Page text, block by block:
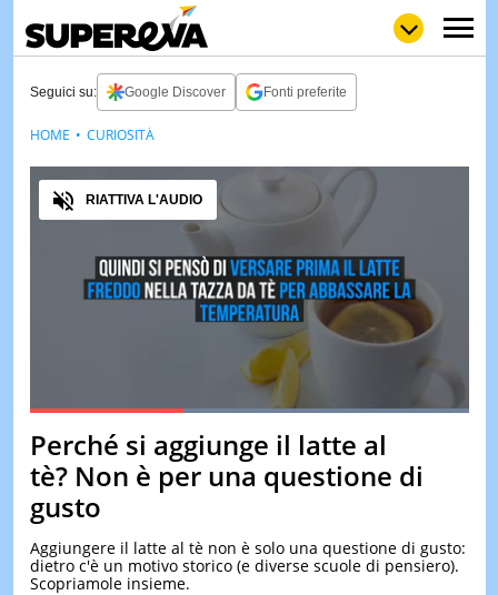
LOLGULP
LOVE
WOW
POP
NEWS
QUIZ
TEST
DI
Seguici su: Google Discover Fonti preferite
PauseUnmute
Loaded:100.00%
Audio
RIATTIVA L'AUDIO
Perché si aggiunge il latte al
tè? Non è per una questione di
gusto
Aggiungere il latte al tè non è solo una questione di gusto:
dietro c'è un motivo storico (e diverse scuole di pensiero).
Scopriamole insieme.
HOME CURIOSITÀ